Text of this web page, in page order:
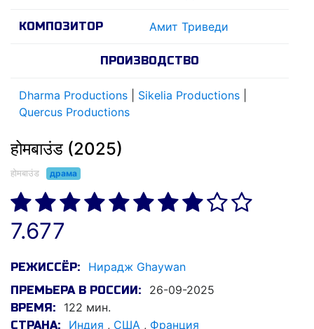
КОМПОЗИТОР Амит Триведи
ПРОИЗВОДСТВО
Dharma Productions Sikelia Productions
Quercus Productions
होमबाउंड (2025)
होमबाउंड драма
7.677
РЕЖИССЁР: Нирадж Ghaywan
ПРЕМЬЕРА В РОССИИ: 26-09-2025
ВРЕМЯ: 122 мин.
СТРАНА: Индия , США , Франция